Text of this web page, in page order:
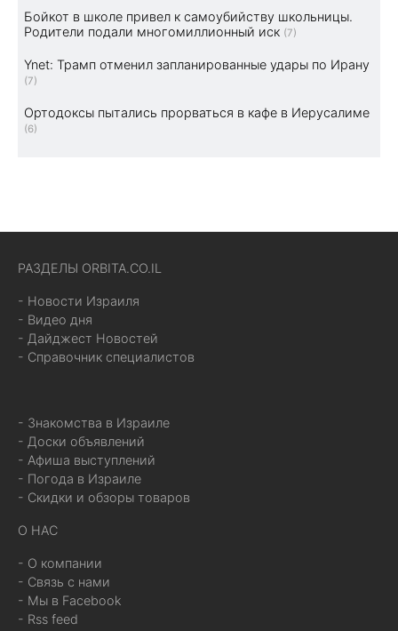
Бойкот в школе привел к самоубийству школьницы.
Родители подали многомиллионный иск (7)
Ynet: Трамп отменил запланированные удары по Ирану
(7)
Ортодоксы пытались прорваться в кафе в Иерусалиме
(6)
РАЗДЕЛЫ ORBITA.CO.IL
- Новости Израиля
- Видео дня
- Дайджест Новостей
- Справочник специалистов
- Знакомства в Израиле
- Доски объявлений
- Афиша выступлений
- Погода в Израиле
- Скидки и обзоры товаров
О НАС
- О компании
- Связь с нами
- Мы в Facebook
- Rss feed